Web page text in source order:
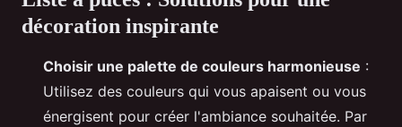
décoration inspirante
Choisir une palette de couleurs harmonieuse :
Utilisez des couleurs qui vous apaisent ou vous
énergisent pour créer l'ambiance souhaitée. Par